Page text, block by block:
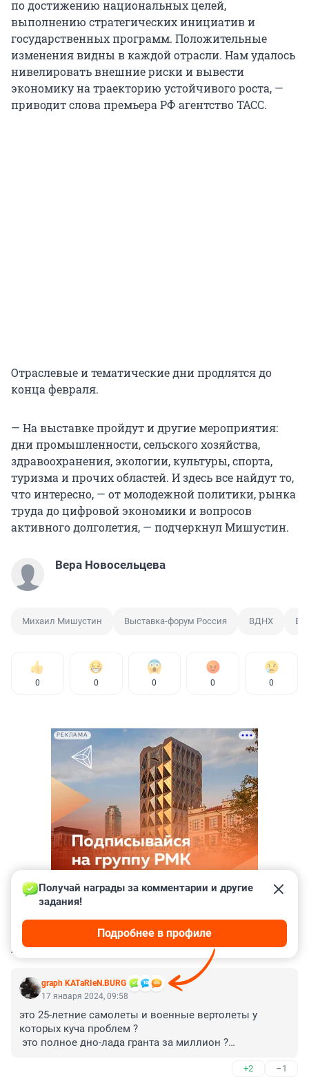
по достижению национальных целей,
выполнению стратегических инициатив и
государственных программ. Положительные
изменения видны в каждой отрасли. Нам удалось
нивелировать внешние риски и вывести
экономику на траекторию устойчивого роста, —
приводит слова премьера РФ агентство ТАСС.
Отраслевые и тематические дни продлятся до
конца февраля.
— На выставке пройдут и другие мероприятия:
дни промышленности, сельского хозяйства,
здравоохранения, экологии, культуры, спорта,
туризма и прочих областей. И здесь все найдут то,
что интересно, — от молодежной политики, рынка
труда до цифровой экономики и вопросов
активного долголетия, — подчеркнул Мишустин.
Вера Новосельцева
Михаил Мишустин Выставка-форум Россия ВДНХ
0 0 0 0 0
РЕКЛАМА
КОММЕНТАРИИ 43
graph KATаRIеN.BURG
Получай награды за комментарии и другие
задания!
Подробнее в профиле
17 января 2024, 09:58
это 25-летние самолеты и военные вертолеты у
которых куча проблем ?
это полное дно-лада гранта за миллион ?
+2 –1